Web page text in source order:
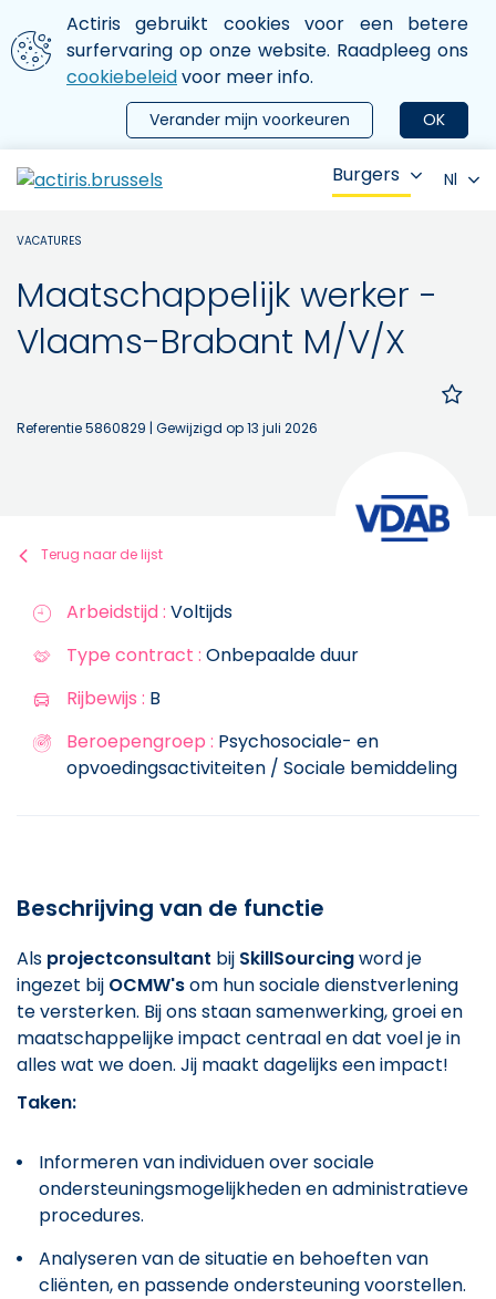
Aller au contenu principal
We gebruiken cookies
Actiris gebruikt cookies voor een betere
surfervaring op onze website. Raadpleeg ons
cookiebeleidvoor meer info.
OK
Verander mijn voorkeuren
le menu
Burgers Nl
VACATURES
Maatschappelijk werker -
Vlaams-Brabant M/V/X
Referentie 5860829 | Gewijzigd op 13 juli 2026
Terug naar de lijst
Arbeidstijd : Voltijds
Type contract : Onbepaalde duur
Rijbewijs : B
Beroepengroep : Psychosociale- en
opvoedingsactiviteiten / Sociale bemiddeling
Beschrijving van de functie
Als projectconsultant bij SkillSourcingword je
ingezet bij OCMW'som hun sociale dienstverlening
te versterken. Bij ons staan samenwerking, groei en
maatschappelijke impact centraal en dat voel je in
alles wat we doen. Jij maakt dagelijks een impact!
Taken:
Informeren van individuen over sociale
ondersteuningsmogelijkheden en administratieve
procedures.
Analyseren van de situatie en behoeften van
cliënten, en passende ondersteuning voorstellen.